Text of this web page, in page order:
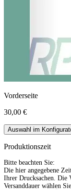
Vorderseite
30,00 €
Auswahl im
Produktionszeit
Bitte beachten Sie:
Die hier angegebene
Ihrer Drucksachen. Die
Versanddauer wählen